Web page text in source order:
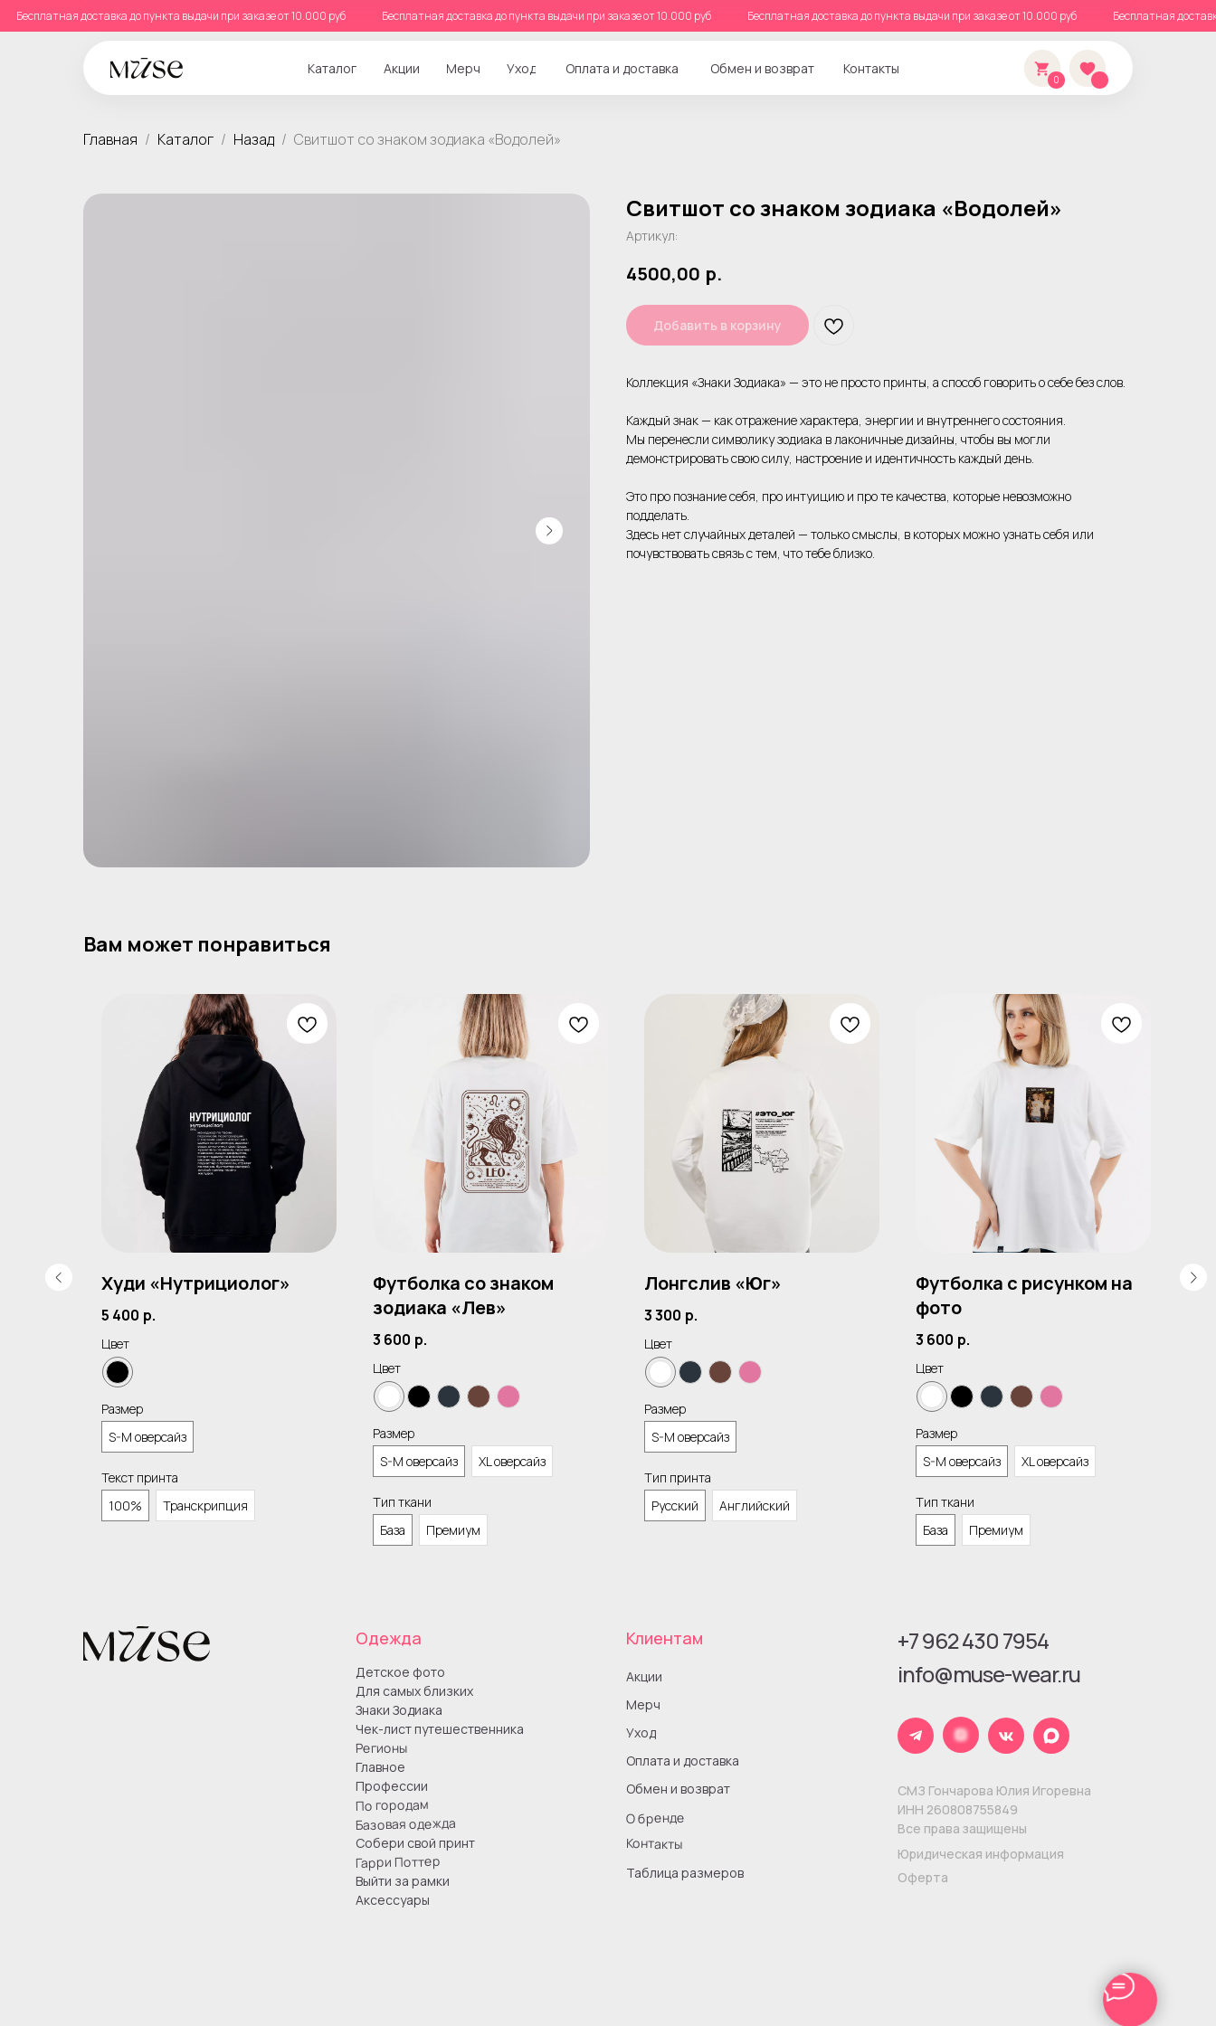
Бесплатная доставка до пункта выдачи при заказе от 10.000 руб Бесплатная доставка до пункта выдачи при заказе от 10.000 руб Бесплатная доставка до пункта выдачи при заказе от 10.000 руб Бесплатная
Каталог Оплата и доставка Обмен и возврат Контакты
0
Мерч
Акции Уход
Главная Каталог Назад Свитшот со знаком зодиака «Водолей»
Свитшот со знаком зодиака «Водолей»
Артикул:
4500,00 р.
Добавить в корзину
Коллекция «Знаки Зодиака» — это не просто принты, а способ говорить о себе без слов.
Каждый знак — как отражение характера, энергии и внутреннего состояния.
Мы перенесли символику зодиака в лаконичные дизайны, чтобы вы могли
демонстрировать свою силу, настроение и идентичность каждый день.
Это про познание себя, про интуицию и про те качества, которые невозможно
подделать.
Здесь нет случайных деталей — только смыслы, в которых можно узнать себя или
почувствовать связь с тем, что тебе близко.
Вам может понравиться
Худи «Нутрициолог»
5 400 р.
Цвет
Размер
S-M оверсайз
Текст принта
100%
Транскрипция
Футболка со знаком
зодиака «Лев»
3 600 р.
Цвет
Размер
S-M оверсайз
XL оверсайз
Тип ткани
База
Премиум
Лонгслив «Юг»
3 300 р.
Цвет
Размер
S-M оверсайз
Тип принта
Русский
Английский
Футболка с рисунком на
фото
3 600 р.
Цвет
Размер
S-M оверсайз
XL оверсайз
Тип ткани
База
Премиум
Клиентам
Юридическая информация
СМЗ Гончарова Юлия Игоревна
ИНН 260808755849
Все права защищены
+7 962 430 7954
info@muse-wear.ru
Оплата и доставка
Обмен и возврат
О бренде
Контакты
Оферта
Детское фото
Для самых близких
Знаки Зодиака
Чек-лист путешественника
Регионы
Главное
Профессии
По городам
Базовая одежда
Собери свой принт
Гарри Поттер
Выйти за рамки
Аксессуары
Одежда
Акции
Таблица размеров
Уход
Мерч